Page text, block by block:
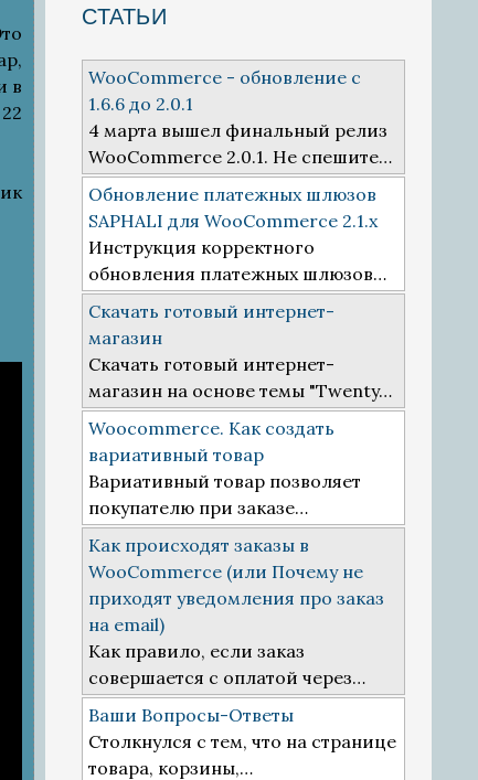
в
СТАТЬИ
WooCommerce - обновление с
1.6.6 до 2.0.1
4 марта вышел финальный релиз
WooCommerce 2.0.1. Не спешите…
Обновление платежных шлюзов
SAPHALI для WooCommerce 2.1.x
Инструкция корректного
обновления платежных шлюзов…
Скачать готовый интернет-
магазин
Скачать готовый интернет-
магазин на основе темы "Twenty…
Woocommerce. Как создать
вариативный товар
Вариативный товар позволяет
покупателю при заказе…
Как происходят заказы в
WooCommerce (или Почему не
приходят уведомления про заказ
на email)
Как правило, если заказ
совершается с оплатой через…
Ваши Вопросы-Ответы
Столкнулся с тем, что на странице
товара, корзины,…